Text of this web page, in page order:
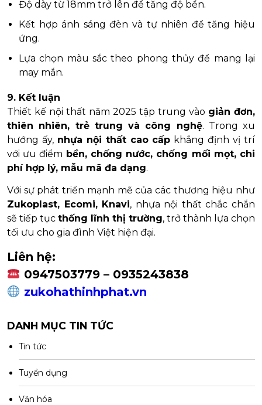
Độ dày từ 18mm trở lên để tăng độ bền.
Kết hợp ánh sáng đèn và tự nhiên để tăng hiệu
ứng.
Lựa chọn màu sắc theo phong thủy để mang lại
may mắn.
9. Kết luận
Thiết kế nội thất năm 2025 tập trung vào giản đơn,
thiên nhiên, trẻ trung và công nghệ. Trong xu
hướng ấy, nhựa nội thất cao cấp khẳng định vị trí
với ưu điểm bền, chống nước, chống mối mọt, chi
phí hợp lý, mẫu mã đa dạng.
Với sự phát triển mạnh mẽ của các thương hiệu như
Zukoplast, Ecomi, Knavi, nhựa nội thất chắc chắn
sẽ tiếp tục thống lĩnh thị trường, trở thành lựa chọn
tối ưu cho gia đình Việt hiện đại.
Liên hệ:
0947503779 – 0935243838
zukohathinhphat.vn
DANH MỤC TIN TỨC
Tin tức
Tuyển dụng
Văn hóa